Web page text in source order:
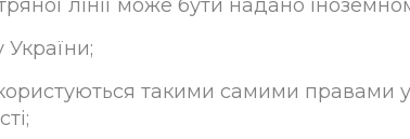
лінії може бути надано
України;
користуються такими самими правами